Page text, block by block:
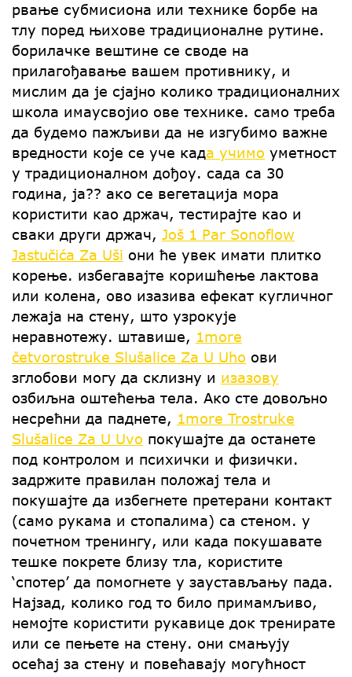
рвање субмисиона или технике борбе на
тлу поред њихове традиционалне рутине.
борилачке вештине се своде на
прилагођавање вашем противнику, и
мислим да је сјајно колико традиционалних
школа имаусвојио ове технике. само треба
да будемо пажљиви да не изгубимо важне
вредности које се уче када учимо уметност
у традиционалном дођоу. сада са 30
година, ја?? ако се вегетација мора
користити као држач, тестирајте као и
сваки други држач, Još 1 Par Sonoflow
Jastučića Za Uši они ће увек имати плитко
корење. избегавајте коришћење лактова
или колена, ово изазива ефекат кугличног
лежаја на стену, што узрокује
неравнотежу. штавише, 1more
četvorostruke Slušalice Za U Uho ови
зглобови могу да склизну и изазову
озбиљна оштећења тела. Ако сте довољно
несрећни да паднете, 1more Trostruke
Slušalice Za U Uvo покушајте да останете
под контролом и психички и физички.
задржите правилан положај тела и
покушајте да избегнете претерани контакт
(само рукама и стопалима) са стеном. у
почетном тренингу, или када покушавате
тешке покрете близу тла, користите
‘спотер’ да помогнете у заустављању пада.
Најзад, колико год то било примамљиво,
немојте користити рукавице док тренирате
или се пењете на стену. они смањују
осећај за стену и повећавају могућност